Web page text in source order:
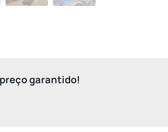
garantido!